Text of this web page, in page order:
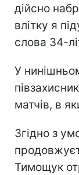
дійсно
влітку я
слова 34-
У
матчів, в
Згідно з
Тимощук